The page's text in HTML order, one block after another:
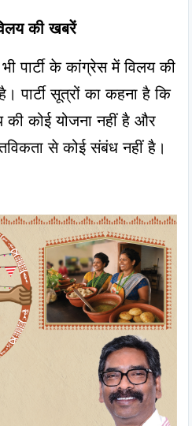
की खबरें
पार्टी के कांग्रेस में विलय की
पार्टी सूत्रों का कहना है कि
की कोई योजना नहीं है और
से कोई संबंध नहीं है।